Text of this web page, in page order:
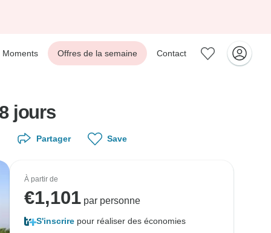
Moments Offres de la semaine Contact
jours
Partager Save
À partir de
€1,101 par personne
S'inscrire pour réaliser des économies